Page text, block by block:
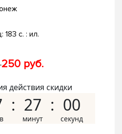
183 с. : ил.
250 руб.
действия скидки
26 59